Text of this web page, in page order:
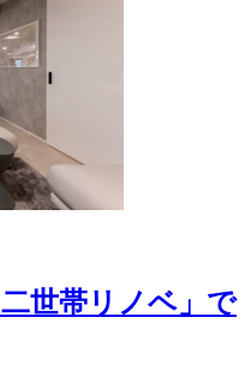
世帯リノベ」で